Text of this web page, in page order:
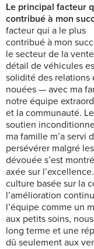
Le principal facteur
contribué à mon
facteur qui a le plus
contribué à mon
le secteur de la
détail de véhicules
solidité des relations
nouées — avec ma
notre équipe
et la communauté. Le
soutien
ma famille m’a servi
persévérer malgré
dévouée s’est
axée sur
culture basée sur la
l’amélioration
l’équipe comme un
aux petits soins,
long terme et une
dû seulement aux